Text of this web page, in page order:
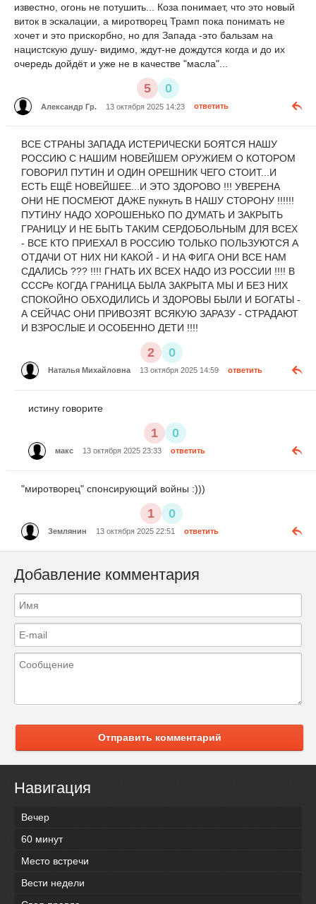
известно, огонь не потушить... Коза понимает, что это новый
виток в эскалации, а миротворец Трамп пока понимать не
хочет и это прискорбно, но для Запада -это бальзам на
нацистскую душу- видимо, ждут-не дождутся когда и до их
очередь дойдёт и уже не в качестве "масла"...
5 0
Александр Гр. 13 октября 2025 14:23 ответить
ВСЕ СТРАНЫ ЗАПАДА ИСТЕРИЧЕСКИ БОЯТСЯ НАШУ
РОССИЮ С НАШИМ НОВЕЙШЕМ ОРУЖИЕМ О КОТОРОМ
ГОВОРИЛ ПУТИН И ОДИН ОРЕШНИК ЧЕГО СТОИТ...И
ЕСТЬ ЕЩЁ НОВЕЙШЕЕ...И ЭТО ЗДОРОВО !!! УВЕРЕНА
ОНИ НЕ ПОСМЕЮТ ДАЖЕ пукнуть В НАШУ СТОРОНУ !!!!!!
ПУТИНУ НАДО ХОРОШЕНЬКО ПО ДУМАТЬ И ЗАКРЫТЬ
ГРАНИЦУ И НЕ БЫТЬ ТАКИМ СЕРДОБОЛЬНЫМ ДЛЯ ВСЕХ
- ВСЕ КТО ПРИЕХАЛ В РОССИЮ ТОЛЬКО ПОЛЬЗУЮТСЯ А
ОТДАЧИ ОТ НИХ НИ КАКОЙ - И НА ФИГА ОНИ ВСЕ НАМ
СДАЛИСЬ ??? !!!! ГНАТЬ ИХ ВСЕХ НАДО ИЗ РОССИИ !!!! В
СССРе КОГДА ГРАНИЦА БЫЛА ЗАКРЫТА МЫ И БЕЗ НИХ
СПОКОЙНО ОБХОДИЛИСЬ И ЗДОРОВЫ БЫЛИ И БОГАТЫ -
А СЕЙЧАС ОНИ ПРИВОЗЯТ ВСЯКУЮ ЗАРАЗУ - СТРАДАЮТ
И ВЗРОСЛЫЕ И ОСОБЕННО ДЕТИ !!!!
2 0
Наталья Михайловна 13 октября 2025 14:59 ответить
истину говорите
1 0
макс 13 октября 2025 23:33 ответить
"миротворец" спонсирующий войны :)))
1 0
Землянин 13 октября 2025 22:51 ответить
Добавление комментария
Отправить комментарий
Навигация
Вечер
60 минут
Место встречи
Вести недели